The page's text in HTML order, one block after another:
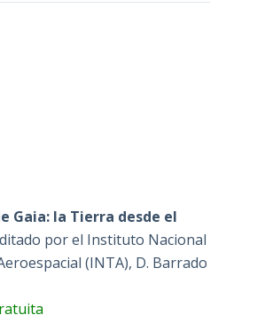
Gaia: la Tierra desde el
por el Instituto Nacional
(INTA), D. Barrado